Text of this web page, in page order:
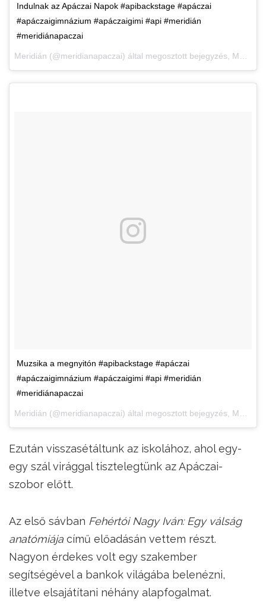
Indulnak az Apáczai Napok #apibackstage #apáczai
#apáczaigimnázium #apáczaigimi #api #meridián
#meridiánapaczai
Meridián (@meridianapaczai) által megosztott bejegyzés, Márc 26., 2018, időpont: 12:22 (PDT időzóna szerint)
Muzsika a megnyitón #apibackstage #apáczai
#apáczaigimnázium #apáczaigimi #api #meridián
#meridiánapaczai
Meridián (@meridianapaczai) által megosztott bejegyzés, Márc 26., 2018, időpont: 6:08 (PDT időzóna szerint)
Ezután visszasétáltunk az iskolához, ahol egy-
egy szál virággal tisztelegtünk az Apáczai-
szobor előtt.
Az első sávban Fehértói Nagy Iván: Egy válság
anatómiája című előadásán vettem részt.
Nagyon érdekes volt egy szakember
segítségével a bankok világába belenézni,
illetve elsajátítani néhány alapfogalmat.